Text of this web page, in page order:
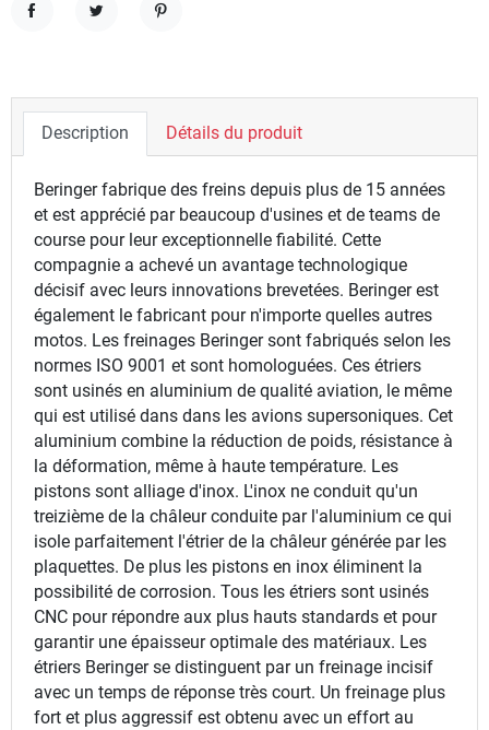
Description Détails du produit
Beringer fabrique des freins depuis plus de 15 années
et est apprécié par beaucoup d'usines et de teams de
course pour leur exceptionnelle fiabilité. Cette
compagnie a achevé un avantage technologique
décisif avec leurs innovations brevetées. Beringer est
également le fabricant pour n'importe quelles autres
motos. Les freinages Beringer sont fabriqués selon les
normes ISO 9001 et sont homologuées. Ces étriers
sont usinés en aluminium de qualité aviation, le même
qui est utilisé dans dans les avions supersoniques. Cet
aluminium combine la réduction de poids, résistance à
la déformation, même à haute température. Les
pistons sont alliage d'inox. L'inox ne conduit qu'un
treizième de la châleur conduite par l'aluminium ce qui
isole parfaitement l'étrier de la châleur générée par les
plaquettes. De plus les pistons en inox éliminent la
possibilité de corrosion. Tous les étriers sont usinés
CNC pour répondre aux plus hauts standards et pour
garantir une épaisseur optimale des matériaux. Les
étriers Beringer se distinguent par un freinage incisif
avec un temps de réponse très court. Un freinage plus
fort et plus aggressif est obtenu avec un effort au